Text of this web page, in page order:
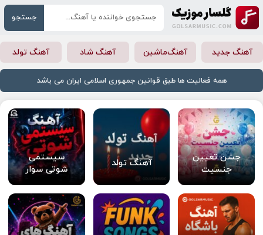
جستجو
آهنگ جدید آهنگ‌ماشین آهنگ شاد آهنگ تولد
همه فعالیت ها طبق قوانین جمهوری اسلامی ایران می باشد
جشن تعیین
جنسیت
آهنگ تولد
سیستمی
شوتی سوار